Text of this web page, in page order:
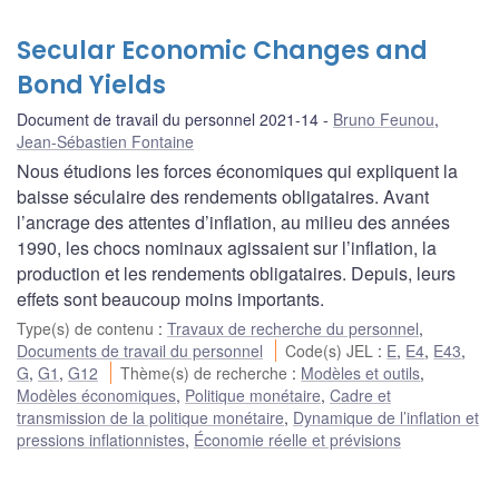
Secular Economic Changes and
Bond Yields
Document de travail du personnel 2021-14 Bruno Feunou,
Jean-Sébastien Fontaine
Nous étudions les forces économiques qui expliquent la
baisse séculaire des rendements obligataires. Avant
l’ancrage des attentes d’inflation, au milieu des années
1990, les chocs nominaux agissaient sur l’inflation, la
production et les rendements obligataires. Depuis, leurs
effets sont beaucoup moins importants.
Type(s) de contenu : Travaux de recherche du personnel,
Documents de travail du personnel
Code(s) JEL : E, E4, E43,
G, G1 , G12 Thème(s) de recherche : Modèles et outils,
Modèles économiques, Politique monétaire, Cadre et
transmission de la politique monétaire, Dynamique de l’inflation et
pressions inflationnistes, Économie réelle et prévisions